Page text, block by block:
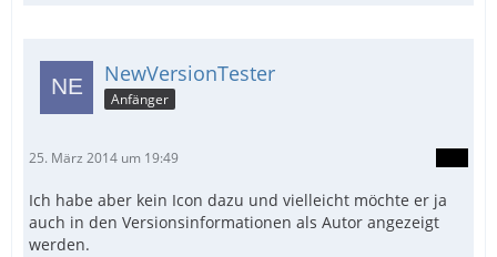
NewVersionTester
Anfänger
25. März 2014 um 19:49
Ich habe aber kein Icon dazu und vielleicht möchte er ja
auch in den Versionsinformationen als Autor angezeigt
werden.